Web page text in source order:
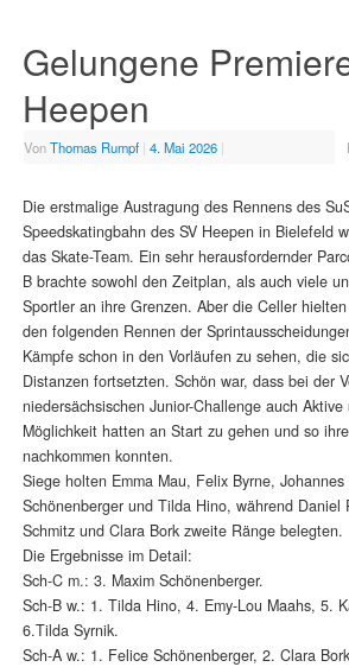
Gelungene
Heepen
VonThomas Rumpf | 4. Mai 2026 |
Die erstmalige Austragung des Rennens des
Speedskatingbahn des SV Heepen in Bielefeld
das Skate-Team. Ein sehr herausfordernder
B brachte sowohl den Zeitplan, als auch viele
Sportler an ihre Grenzen. Aber die Celler
den folgenden Rennen der
Kämpfe schon in den Vorläufen zu sehen, die
Distanzen fortsetzten. Schön war, dass bei der
niedersächsischen Junior-Challenge auch
Möglichkeit hatten an Start zu gehen und so
nachkommen konnten.
Siege holten Emma Mau, Felix Byrne,
Schönenberger und Tilda Hino, während Daniel
Schmitz und Clara Bork zweite Ränge belegten.
Die Ergebnisse im Detail:
Sch-C m.: 3. Maxim Schönenberger.
Sch-B w.: 1. Tilda Hino, 4. Emy-Lou Maahs, 5.
6.Tilda Syrnik.
Sch-A w.: 1. Felice Schönenberger, 2. Clara